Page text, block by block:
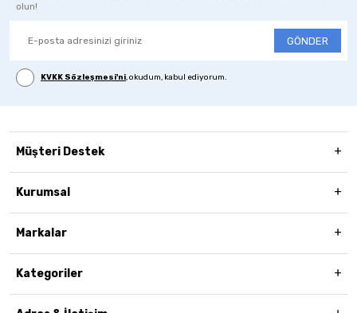
olun!
GÖNDER
KVKK Sözleşmesi'ni, okudum, kabul ediyorum.
Müşteri Destek
Kurumsal
Markalar
Kategoriler